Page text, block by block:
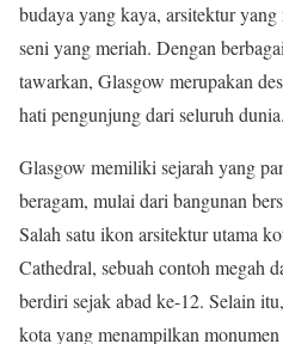
budaya yang kaya, arsitektur
seni yang meriah. Dengan
tawarkan, Glasgow merupakan
hati pengunjung dari seluruh dunia.
Glasgow memiliki sejarah yang
beragam, mulai dari bangunan
Salah satu ikon arsitektur utama
Cathedral, sebuah contoh megah
berdiri sejak abad ke-12. Selain
kota yang menampilkan